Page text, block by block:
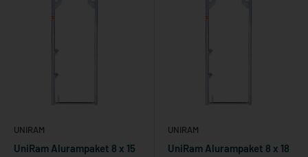
UNIRAM
UniRam Alurampaket 8 x 15
UNIRAM
UniRam Alurampaket 8 x 18